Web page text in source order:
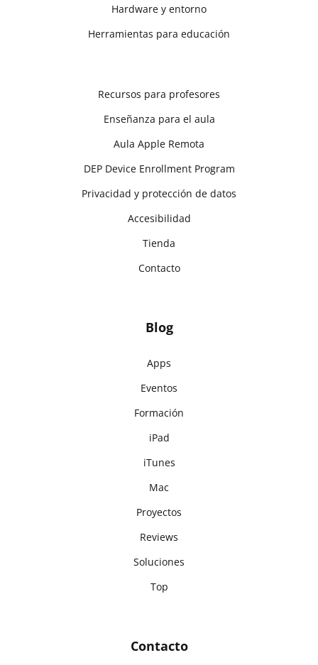
Hardware y entorno
Herramientas para educación
Recursos para profesores
Enseñanza para el aula
Aula Apple Remota
DEP Device Enrollment Program
Privacidad y protección de datos
Accesibilidad
Tienda
Contacto
Blog
Apps
Eventos
Formación
iPad
iTunes
Mac
Proyectos
Reviews
Soluciones
Top
Contacto